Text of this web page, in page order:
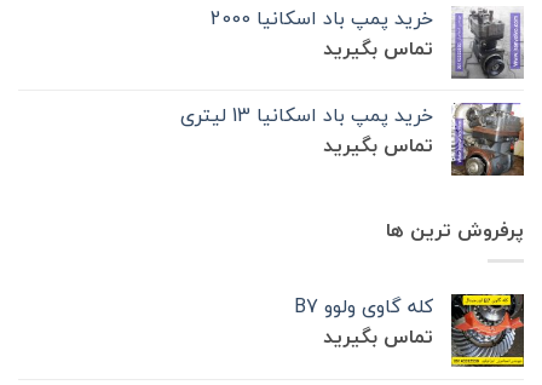
خرید پمپ باد اسکانیا 2000
تماس بگیرید
خرید پمپ باد اسکانیا 13 لیتری
تماس بگیرید
پرفروش ترین ها
کله گاوی ولوو B7
تماس بگیرید